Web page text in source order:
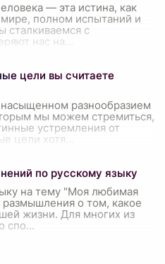
— эта истина, как
полном испытаний и
сталкиваемся с
нас на
цели вы считаете
разнообразием
мы можем стремиться,
устремления от
цели хотя
по русскому языку
на тему "Моя любимая
размышления о том, какое
жизни. Для многих из
спо...